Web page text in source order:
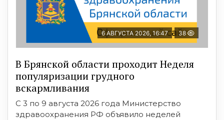
6 АВГУСТА 2026, 16:47 38
В Брянской области проходит Неделя
популяризации грудного
вскармливания
С 3 по 9 августа 2026 года Министерство
здравоохранения РФ объявило неделей